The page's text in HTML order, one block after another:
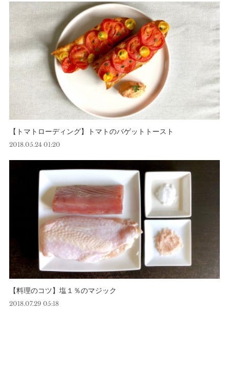
【トマトローディング】トマトのバゲットトースト
2018.05.24 01:20
【料理のコツ】塩１％のマジック
2018.07.29 05:18